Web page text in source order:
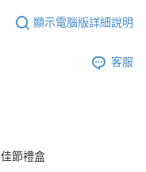
顯示電腦版詳細說明
客服
佳節禮盒